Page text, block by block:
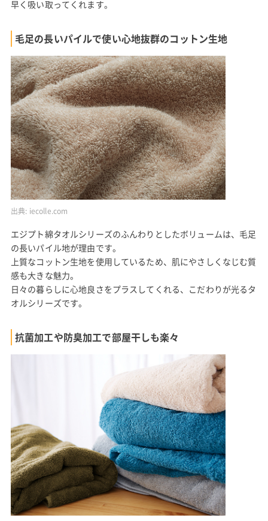
早く吸い取ってくれます。
毛足の長いパイルで使い心地抜群のコットン生地
出典: iecolle.com
エジプト綿タオルシリーズのふんわりとしたボリュームは、毛足
の長いパイル地が理由です。
上質なコットン生地を使用しているため、肌にやさしくなじむ質
感も大きな魅力。
日々の暮らしに心地良さをプラスしてくれる、こだわりが光るタ
オルシリーズです。
抗菌加工や防臭加工で部屋干しも楽々